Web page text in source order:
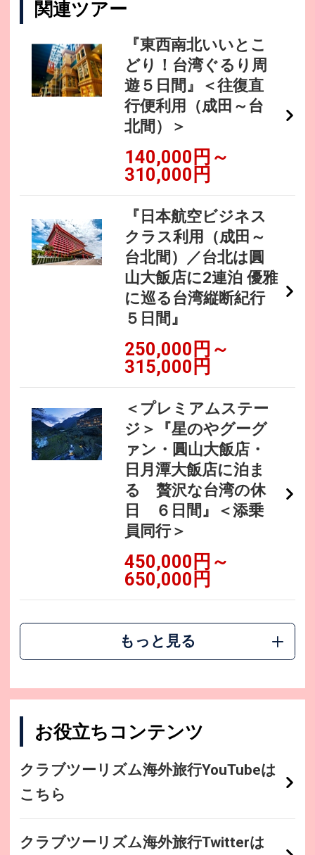
関連ツアー
『東西南北いいとこ
どり！台湾ぐるり周
遊５日間』＜往復直
行便利用（成田～台
北間）＞
140,000円～
310,000円
『日本航空ビジネス
クラス利用（成田～
台北間）／台北は圓
山大飯店に2連泊 優雅
に巡る台湾縦断紀行
５日間』
250,000円～
315,000円
＜プレミアムステー
ジ＞『星のやグーグ
ァン・圓山大飯店・
日月潭大飯店に泊ま
る 贅沢な台湾の休
日 ６日間』＜添乗
員同行＞
450,000円～
650,000円
もっと見る
お役立ちコンテンツ
クラブツーリズム海外旅行YouTubeは
こちら
クラブツーリズム海外旅行Twitterは